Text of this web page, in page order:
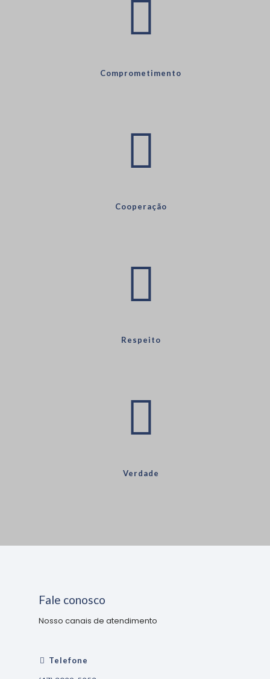
Comprometimento
Cooperação
Respeito
Verdade
Fale conosco
Nosso canais de atendimento
Telefone